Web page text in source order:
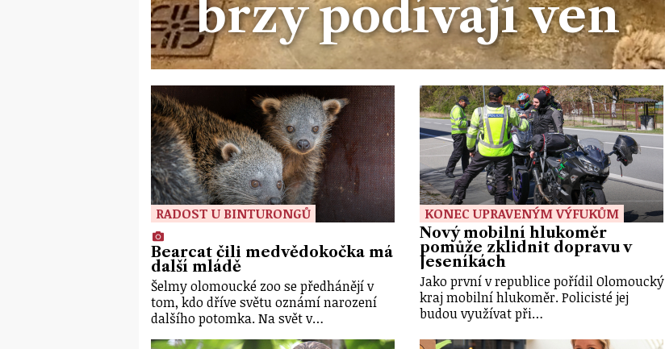
brzy podívají ven
RADOST U BINTURONGŮ
Bearcat čili medvědokočka má
další mládě
Šelmy olomoucké zoo se předhánějí v
tom, kdo dříve světu oznámí narození
dalšího potomka. Na svět v…
KONEC UPRAVENÝM VÝFUKŮM
Nový mobilní hlukoměr
pomůže zklidnit dopravu v
Jeseníkách
Jako první v republice pořídil Olomoucký
kraj mobilní hlukoměr. Policisté jej
budou využívat při…